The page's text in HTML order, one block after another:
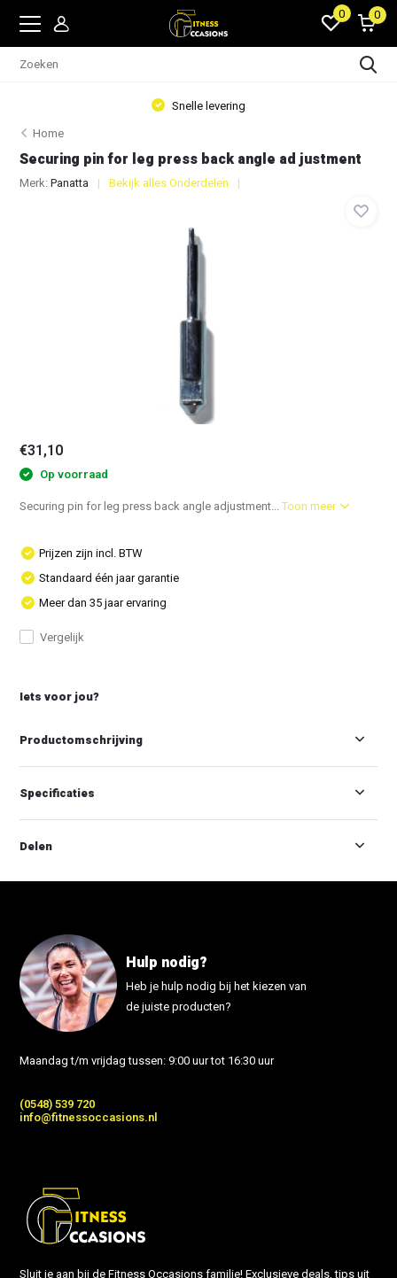
0 0
Snelle levering
Home
Securing pin for leg press back angle ad justment
Merk:Panatta Bekijk alles Onderdelen
€31,10
Op voorraad
Securing pin for leg press back angle adjustment...Toon meer
Prijzen zijn incl. BTW
Standaard één jaar garantie
Meer dan 35 jaar ervaring
Vergelijk
Productomschrijving
Iets voor jou?
Specificaties
Delen
Hulp nodig?
Heb je hulp nodig bij het kiezen van
de juiste producten?
Maandag t/m vrijdag tussen: 9:00 uur tot 16:30 uur
(0548) 539 720
info@fitnessoccasions.nl
Sluit je aan bij de Fitness Occasions familie! Exclusieve deals, tips uit